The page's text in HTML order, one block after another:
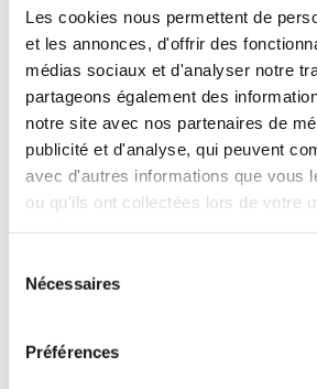
Les cookies nous permettent de
et les annonces, d'offrir des
médias sociaux et d'analyser notre
partageons également des
notre site avec nos partenaires de
publicité et d'analyse, qui peuvent
avec d'autres informations que vous
ou qu'ils ont collectées lors de votre
Nécessaires
Préférences
Pick-up with shuttle to the agency
Unlimited mileage
Comprehensive insurance
Fuel: full tank to return full
RENTAL CONDITIONS
Years of driving license:2 years